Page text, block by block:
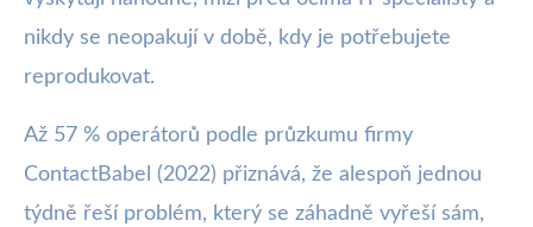
nikdy se neopakují v době, kdy je potřebujete
reprodukovat.
Až 57 % operátorů podle průzkumu firmy
ContactBabel (2022) přiznává, že alespoň jednou
týdně řeší problém, který se záhadně vyřeší sám,